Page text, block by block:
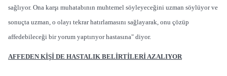
sağlıyor. Ona karşı muhatabının muhtemel söyleyeceğini uzman söylüyor ve
sonuçta uzman, o olayı tekrar hatırlamasını sağlayarak, onu çözüp
affedebileceği bir yorum yaptırıyor hastasına" diyor.
AFFEDEN KİŞİ DE HASTALIK BELİRTİLERİ AZALIYOR